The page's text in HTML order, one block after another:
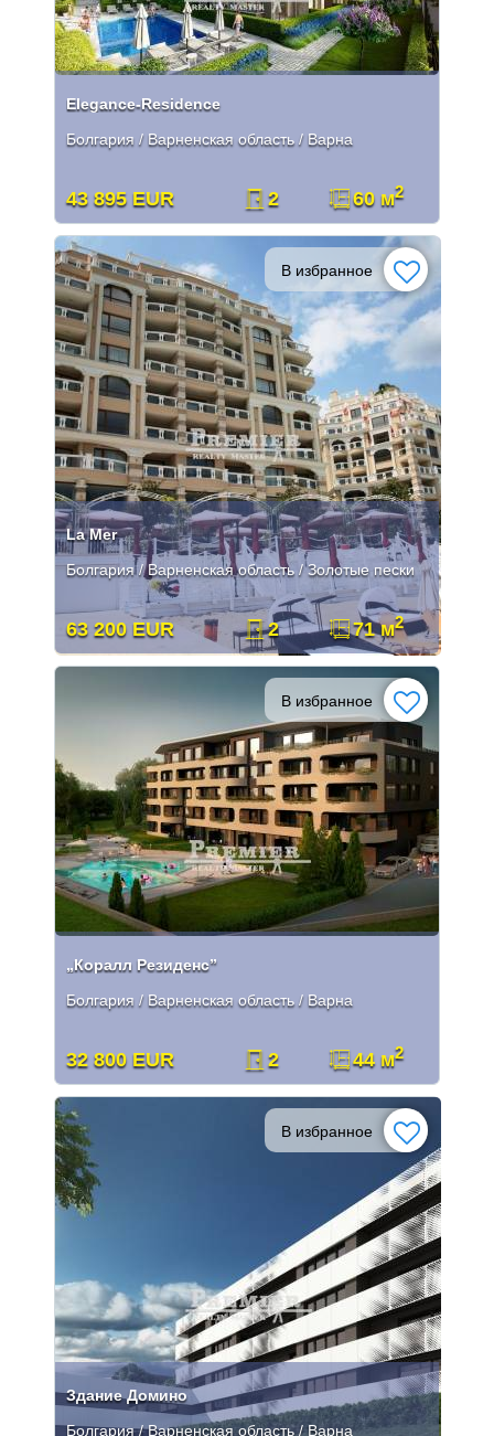
Elegance-Residence
Болгария / Варненская область / Варна
43 895 EUR 2 60 м2
В избранное
La Mer
Болгария / Варненская область / Золотые пески
63 200 EUR 2 71 м2
В избранное
„Коралл Резиденс”
Болгария / Варненская область / Варна
32 800 EUR 2 44 м2
В избранное
Здание Домино
Болгария / Варненская область / Варна